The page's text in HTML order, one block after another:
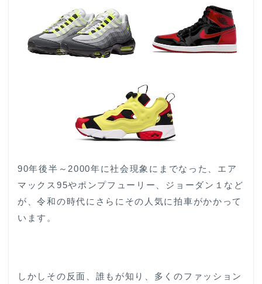
90年後半～2000年に社会現象にまでなった、エア
マックス95やポンプフューリー、ジョーダン１など
が、令和の時代にさらにその人気に拍車がかかって
います。
しかしその反面、誰もが知り、多くのファッション